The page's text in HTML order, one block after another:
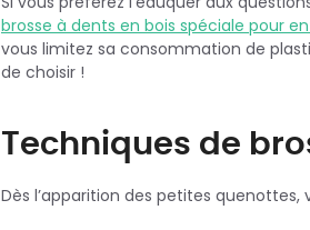
brosse à dents en bois spéciale pour
vous limitez sa consommation de
de choisir !
Techniques de
Dès l’apparition des petites